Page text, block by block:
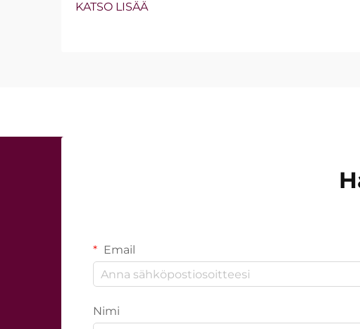
pelkästään siitä, ovatko nämä ominaisuudet
KATSO LISÄÄ
Email
Nimi